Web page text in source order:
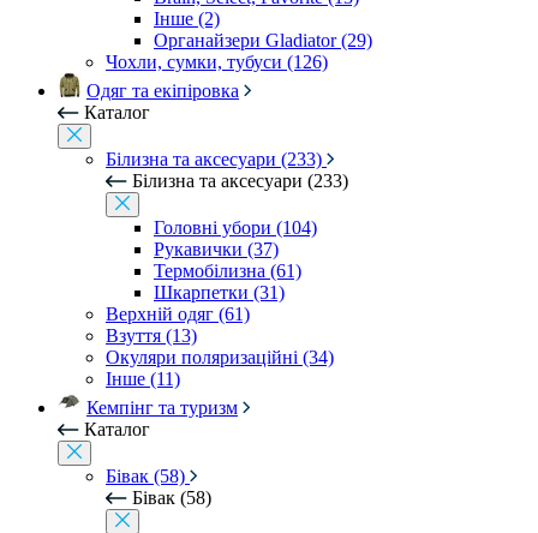
Інше (2)
Органайзери Gladiator (29)
Чохли, сумки, тубуси (126)
Одяг та екіпіровка
Каталог
Білизна та аксесуари (233)
Білизна та аксесуари (233)
Головні убори (104)
Рукавички (37)
Термобілизна (61)
Шкарпетки (31)
Верхній одяг (61)
Взуття (13)
Окуляри поляризаційні (34)
Інше (11)
Кемпінг та туризм
Каталог
Бівак (58)
Бівак (58)